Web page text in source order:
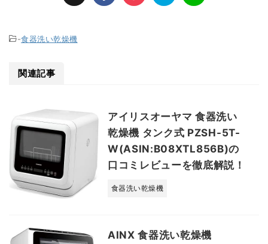
-食器洗い乾燥機
関連記事
アイリスオーヤマ 食器洗い
乾燥機 タンク式 PZSH-5T-
W(ASIN:B08XTL856B)の
口コミレビューを徹底解説！
食器洗い乾燥機
AINX 食器洗い乾燥機